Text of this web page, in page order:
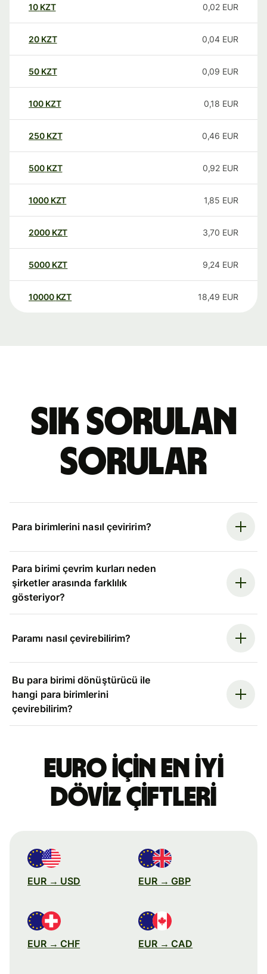
10 KZT 0,02 EUR
20 KZT 0,04 EUR
50 KZT 0,09 EUR
100 KZT 0,18 EUR
250 KZT 0,46 EUR
500 KZT 0,92 EUR
1000 KZT 1,85 EUR
2000 KZT 3,70 EUR
5000 KZT 9,24 EUR
10000 KZT 18,49 EUR
Sık sorulan
sorular
Para birimlerini nasıl çeviririm?
Para birimi çevrim kurları neden
şirketler arasında farklılık
gösteriyor?
Paramı nasıl çevirebilirim?
Bu para birimi dönüştürücü ile
hangi para birimlerini
çevirebilirim?
Euro için en iyi
döviz çiftleri
EUR → USD EUR → GBP
EUR → CHF EUR → CAD